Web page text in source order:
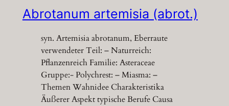
Abrotanum artemisia (abrot.)
syn. Artemisia abrotanum, Eberraute
verwendeter Teil: – Naturreich:
Pflanzenreich Familie: Asteraceae
Gruppe:- Polychrest: – Miasma: –
Themen Wahnidee Charakteristika
Äußerer Aspekt typische Berufe Causa